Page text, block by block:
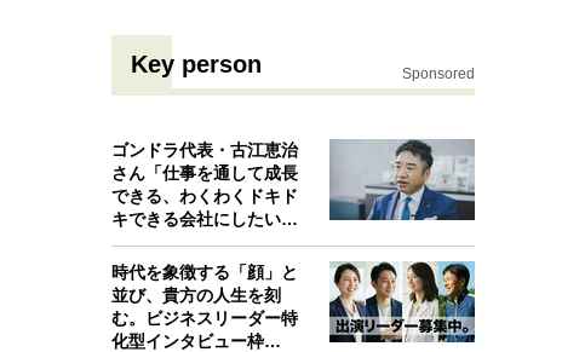
Key person Sponsored
ゴンドラ代表・古江恵治
さん「仕事を通して成長
できる、わくわくドキド
キできる会社にしたいと
考えたんで…
時代を象徴する「顔」と
並び、貴方の人生を刻
む。ビジネスリーダー特
化型インタビュー枠